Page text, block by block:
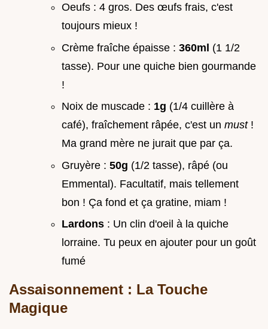
Oeufs : 4 gros. Des œufs frais, c'est
toujours mieux !
Crème fraîche épaisse : 360ml (1 1/2
tasse). Pour une quiche bien gourmande
!
Noix de muscade : 1g (1/4 cuillère à
café), fraîchement râpée, c'est un must !
Ma grand mère ne jurait que par ça.
Gruyère : 50g (1/2 tasse), râpé (ou
Emmental). Facultatif, mais tellement
bon ! Ça fond et ça gratine, miam !
Lardons : Un clin d'oeil à la quiche
lorraine. Tu peux en ajouter pour un goût
fumé
Assaisonnement : La Touche
Magique